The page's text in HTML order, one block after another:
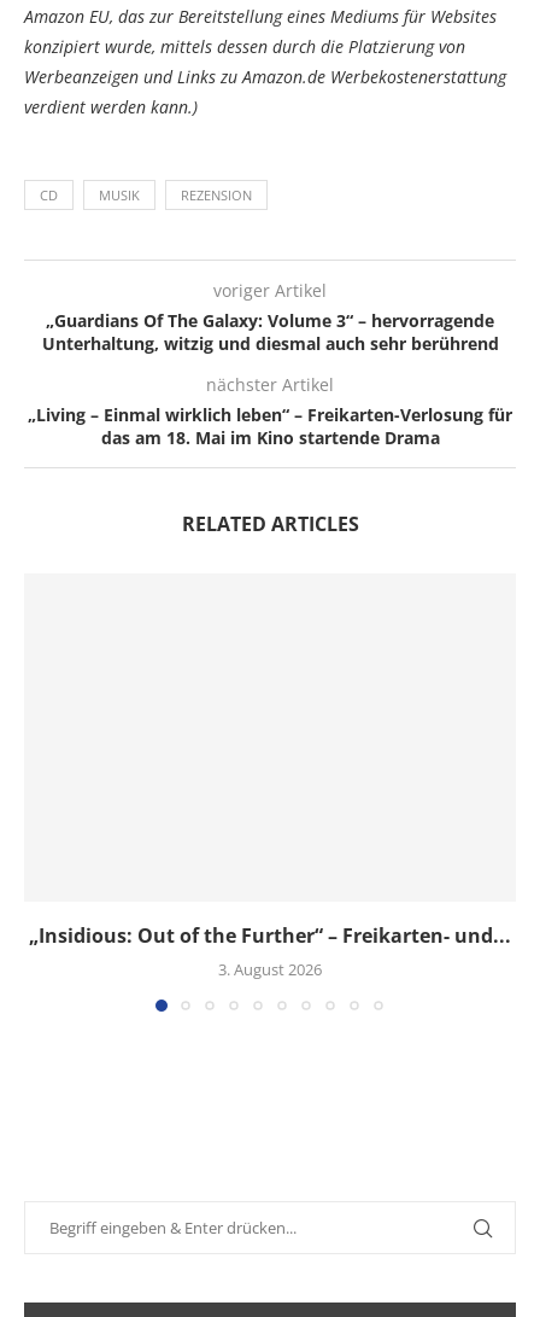
Amazon EU, das zur Bereitstellung eines Mediums für Websites
konzipiert wurde, mittels dessen durch die Platzierung von
Werbeanzeigen und Links zu Amazon.de Werbekostenerstattung
verdient werden kann.)
CD MUSIK REZENSION
voriger Artikel
„Guardians Of The Galaxy: Volume 3“ – hervorragende
Unterhaltung, witzig und diesmal auch sehr berührend
nächster Artikel
„Living – Einmal wirklich leben“ – Freikarten-Verlosung für
das am 18. Mai im Kino startende Drama
RELATED ARTICLES
„Insidious: Out of the Further“ – Freikarten- und...
3. August 2026